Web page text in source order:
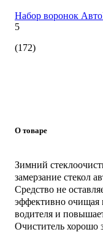
Набор воронок
5
(172)
О товаре
Зимний
замерзание стекол
Средство не
эффективно очищая
водителя и
Очиститель хорошо